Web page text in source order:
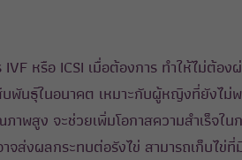
IVF หรือ ICSI เมื่อต้องการ ทำให้ไม่ต้อ
บพันธุ์ในอนาคต เหมาะกับผู้หญิงที่ยังไ
าพสูง จะช่วยเพิ่มโอกาสความสำเร็จใน
ส่งผลกระทบต่อรังไข่ สามารถเก็บไข่